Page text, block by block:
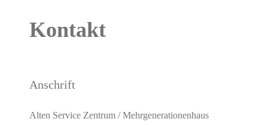
Kontakt
Anschrift
Alten Service Zentrum / Mehrgenerationenhaus